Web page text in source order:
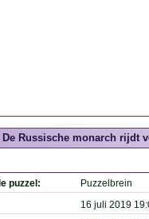
De Russische monarch rijdt
puzzel:
Puzzelbrein
16 juli 2019